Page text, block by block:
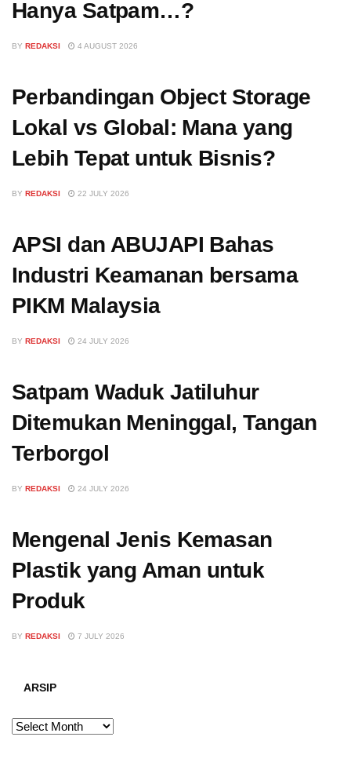
Hanya Satpam…?
BY REDAKSI 4 AUGUST 2026
Perbandingan Object Storage
Lokal vs Global: Mana yang
Lebih Tepat untuk Bisnis?
BY REDAKSI 22 JULY 2026
APSI dan ABUJAPI Bahas
Industri Keamanan bersama
PIKM Malaysia
BY REDAKSI 24 JULY 2026
Satpam Waduk Jatiluhur
Ditemukan Meninggal, Tangan
Terborgol
BY REDAKSI 24 JULY 2026
Mengenal Jenis Kemasan
Plastik yang Aman untuk
Produk
BY REDAKSI 7 JULY 2026
ARSIP
ARSIP